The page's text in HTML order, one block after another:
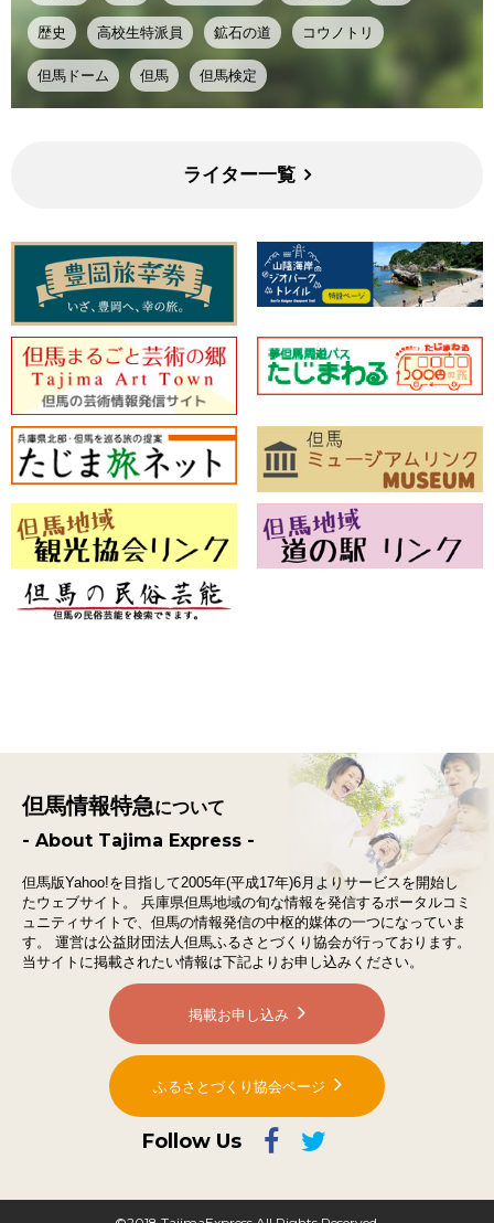
歴史 高校生特派員 鉱石の道 コウノトリ
但馬ドーム 但馬 但馬検定
ライター一覧
但馬情報特急について
- About Tajima Express -
但馬版Yahoo!を目指して2005年(平成17年)6月よりサービスを開始し
たウェブサイト。
兵庫県但馬地域の旬な情報を発信するポータルコミ
ュニティサイトで、 但馬の情報発信の中枢的媒体の一つになっていま
す。
運営は公益財団法人但馬ふるさとづくり協会が行っております。
当サイトに掲載されたい情報は下記よりお申し込みください。
掲載お申し込み
ふるさとづくり協会ページ
Follow Us